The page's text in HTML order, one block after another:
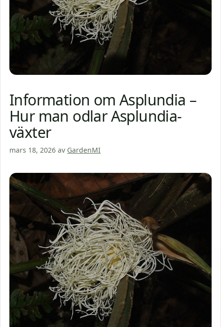
Information om Asplundia –
Hur man odlar Asplundia-
växter
mars 18, 2026 av GardenMI